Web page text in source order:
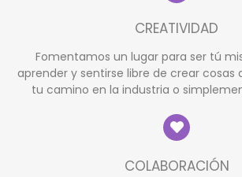
CREATIVIDAD
Fomentamos un lugar para ser tú
aprender y sentirse libre de crear cosas
tu camino en la industria o
COLABORACIÓN